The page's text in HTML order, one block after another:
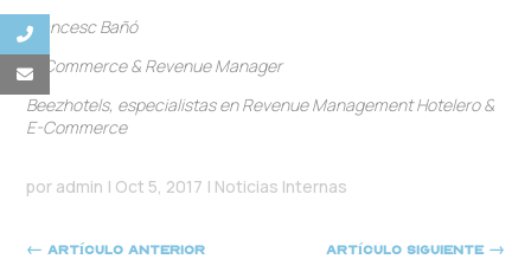
Francesc Bañó
E-Commerce & Revenue Manager
Beezhotels, especialistas en Revenue Management Hotelero &
E-Commerce
por admin | Oct 5, 2017 | Noticias Internas
←Artículo anterior Artículo siguiente→